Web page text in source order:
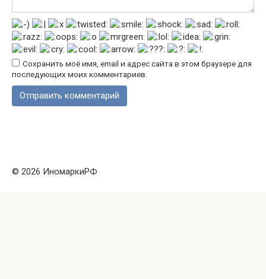
Сохранить моё имя, email и адрес сайта в этом браузере для
последующих моих комментариев.
© 2026 ИномаркиРФ